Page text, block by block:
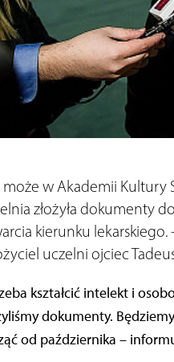
może w Akademii Kultury
złożyła dokumenty
kierunku
uczelni ojciec
kształcić intelekt i
dokumenty.
od października –